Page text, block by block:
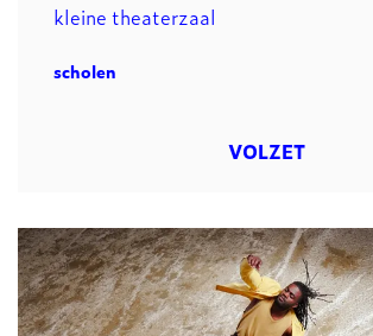
kleine theaterzaal
scholen
VOLZET